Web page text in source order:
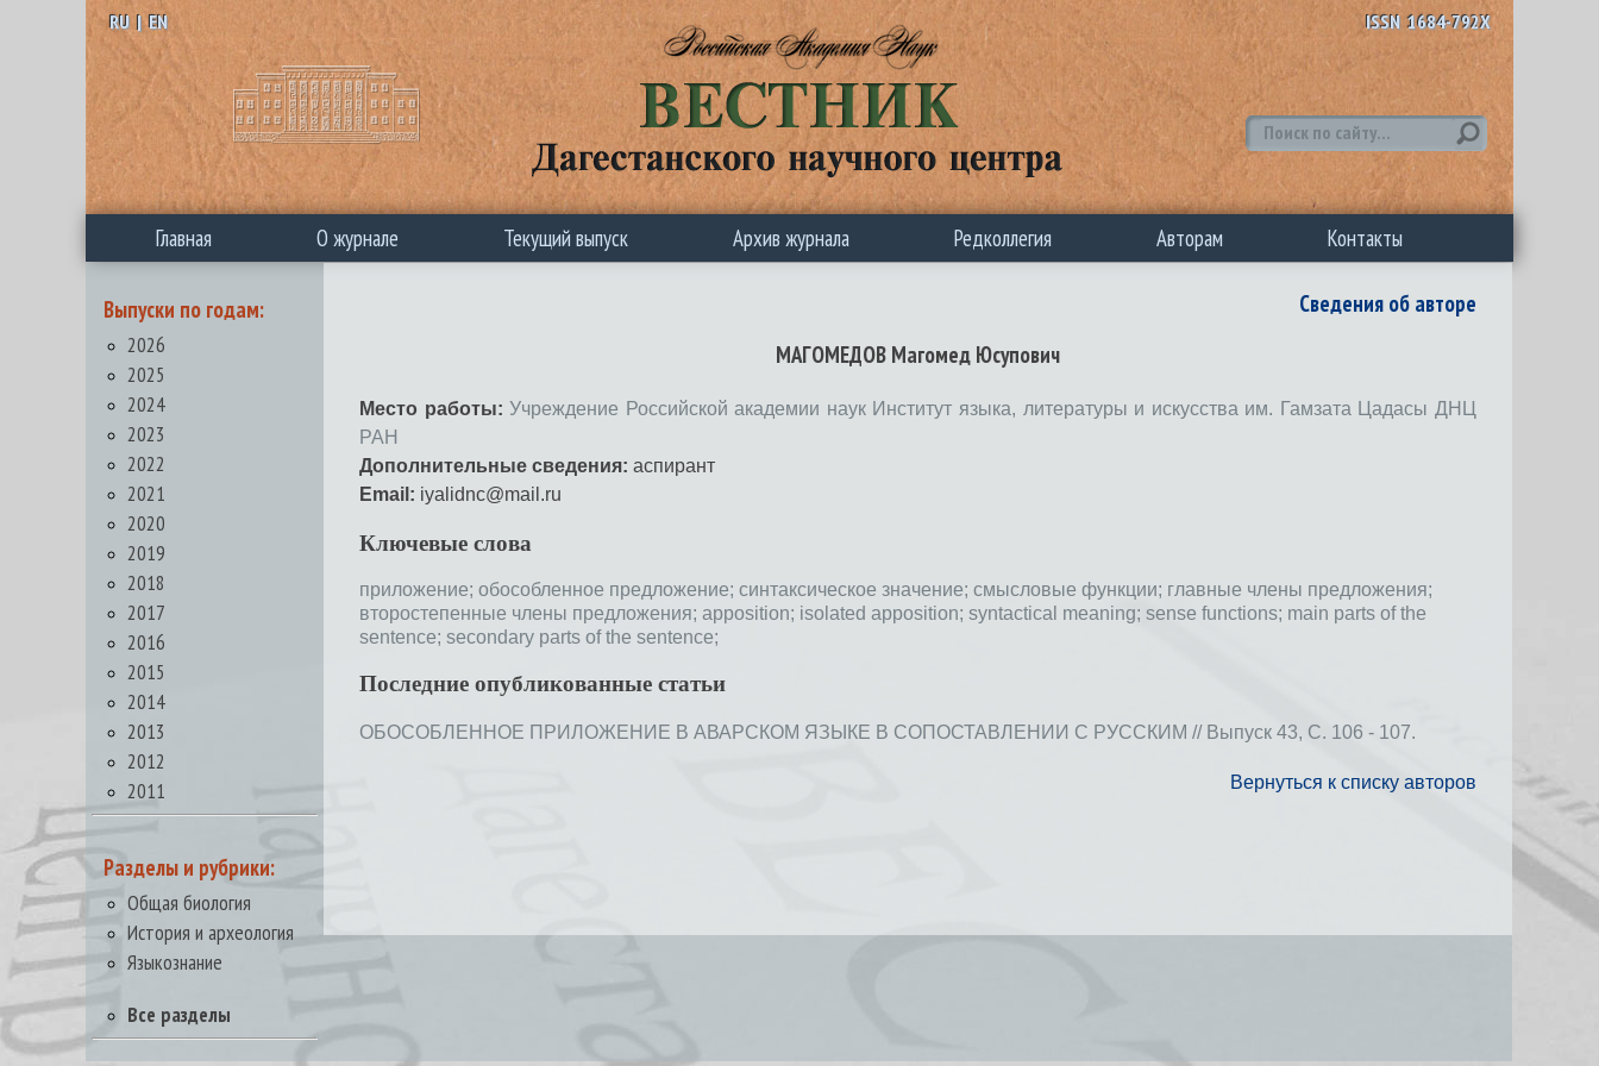
RU | EN ISSN 1684-792X
Главная О журнале Текущий выпуск Архив журнала Редколлегия Авторам Контакты
Выпуски по годам:
2026
2025
2024
2023
2022
2021
2020
2019
2018
2017
2016
2015
2014
2013
2012
2011
Разделы и рубрики:
Общая биология
История и археология
Языкознание
Все разделы
Сведения об авторе
МАГОМЕДОВ Магомед Юсупович
Место работы: Учреждение Российской академии наук Институт языка, литературы и искусства им. Гамзата Цадасы ДНЦ
РАН
Дополнительные сведения: аспирант
Email: iyalidnc@mail.ru
Ключевые слова
приложение; обособленное предложение; синтаксическое значение; смысловые функции; главные члены предложения;
второстепенные члены предложения; apposition; isolated apposition; syntactical meaning; sense functions; main parts of the
sentence; secondary parts of the sentence;
Последние опубликованные статьи
ОБОСОБЛЕННОЕ ПРИЛОЖЕНИЕ В АВАРСКОМ ЯЗЫКЕ В СОПОСТАВЛЕНИИ С РУССКИМ // Выпуск 43, С. 106 - 107.
Вернуться к списку авторов